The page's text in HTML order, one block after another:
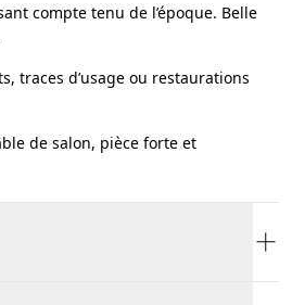
compte tenu de l’époque. Belle
traces d’usage ou restaurations
de salon, pièce forte et